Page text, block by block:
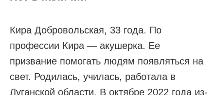
Кира Добровольская, 33 года. По
профессии Кира — акушерка. Ее
призвание помогать людям появляться на
свет. Родилась, училась, работала в
Луганской области. В октябре 2022 года из-